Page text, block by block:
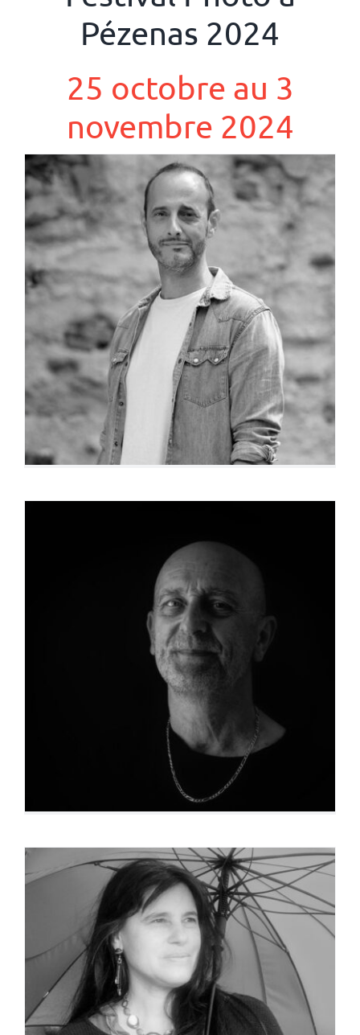
Pézenas 2024
25 octobre au 3
novembre 2024
David Dauba
Hersey
Sylvie Pierrat